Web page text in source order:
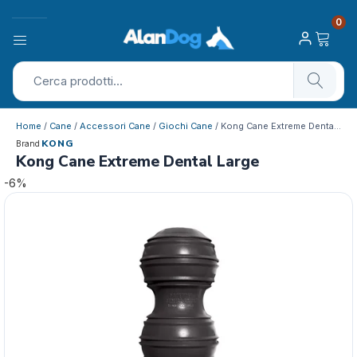
0
Home / Cane / Accessori Cane / Giochi Cane / Kong Cane Extreme Dental Large
Brand KONG
Kong Cane Extreme Dental Large
-6%